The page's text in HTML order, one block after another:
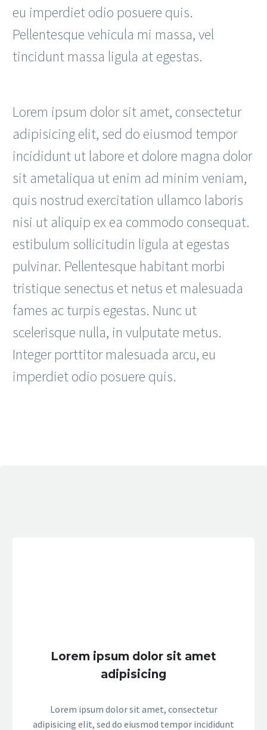
eu imperdiet odio posuere quis.
Pellentesque vehicula mi massa, vel
tincidunt massa ligula at egestas.
Lorem ipsum dolor sit amet, consectetur
adipisicing elit, sed do eiusmod tempor
incididunt ut labore et dolore magna dolor
sit ametaliqua ut enim ad minim veniam,
quis nostrud exercitation ullamco laboris
nisi ut aliquip ex ea commodo consequat.
estibulum sollicitudin ligula at egestas
pulvinar. Pellentesque habitant morbi
tristique senectus et netus et malesuada
fames ac turpis egestas. Nunc ut
scelerisque nulla, in vulputate metus.
Integer porttitor malesuada arcu, eu
imperdiet odio posuere quis.
Lorem ipsum dolor sit amet
adipisicing
Lorem ipsum dolor sit amet, consectetur
adipisicing elit, sed do eiusmod tempor incididunt